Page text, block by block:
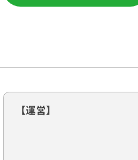
【運営】